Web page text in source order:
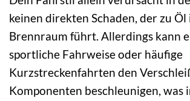
keinen direkten Schaden, der zu Öl
Brennraum führt. Allerdings kann
sportliche Fahrweise oder häufige
Kurzstreckenfahrten den
Komponenten beschleunigen, was